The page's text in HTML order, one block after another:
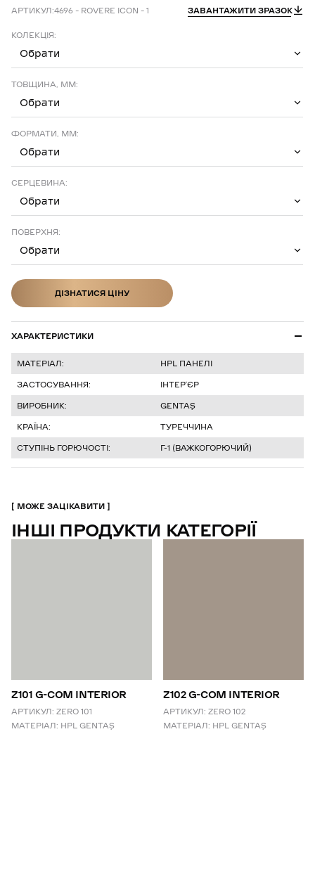
АРТИКУЛ:4696 – ROVERE ICON – 1 ЗАВАНТАЖИТИ ЗРАЗОК
КОЛЕКЦІЯ:
Обрати
ТОВЩИНА, ММ:
Обрати
ФОРМАТИ, ММ:
Обрати
СЕРЦЕВИНА:
Обрати
ПОВЕРХНЯ:
Обрати
ДІЗНАТИСЯ ЦІНУ
ХАРАКТЕРИСТИКИ
МАТЕРІАЛ:
HPL ПАНЕЛІ
ЗАСТОСУВАННЯ:
ІНТЕР’ЄР
ВИРОБНИК:
GENTAŞ
КРАЇНА:
ТУРЕЧЧИНА
СТУПІНЬ ГОРЮЧОСТІ:
Г-1 (ВАЖКОГОРЮЧИЙ)
МОЖЕ ЗАЦІКАВИТИ
ІНШІ ПРОДУКТИ КАТЕГОРІЇ
Z101 G-COM INTERIOR
АРТИКУЛ: ZERO 101
МАТЕРІАЛ: HPL GENTAŞ
Z102 G-COM INTERIOR
АРТИКУЛ: ZERO 102
МАТЕРІАЛ: HPL GENTAŞ